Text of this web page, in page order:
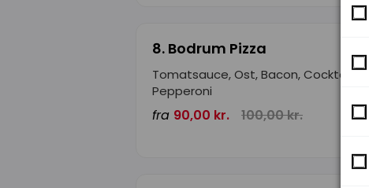
8. Bodrum Pizza
Tomatsauce, Ost, Bacon,
Pepperoni
fra 90,00 kr. 100,00 kr.